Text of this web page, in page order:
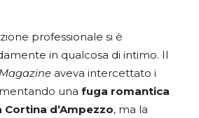
professionale si è
in qualcosa di intimo. Il
aveva intercettato i
una fuga romantica
d’Ampezzo, ma la